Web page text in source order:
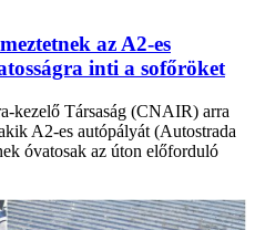
az A2-es
inti a sofőröket
kezelő Társaság (CNAIR) arra
A2-es autópályát (Autostrada
óvatosak az úton előforduló